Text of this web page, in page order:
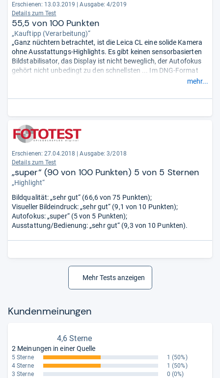
Erschienen: 13.03.2019
Ausgabe: 4/2019
Details zum Test
55,5 von 100 Punkten
„Kauftipp (Verarbeitung)“
„Ganz nüchtern betrachtet, ist die Leica CL eine solide Kamera
ohne Ausstattungs-Highlights. Es gibt keinen sensorbasierten
Bildstabilisator, das Display ist nicht beweglich, der Autofokus
gehört nicht unbedingt zu den schnellsten ... Im DNG-Format
überzeugt die Bildqualität bis einschließlich ISO 3200. ... das
Sucher kann sich sehen lassen. ...“
mehr...
Erschienen: 27.04.2018
Ausgabe: 3/2018
Details zum Test
„super“ (90 von 100 Punkten) 5 von 5 Sternen
„Highlight“
Bildqualität: „sehr gut“ (66,6 von 75 Punkten);
Visueller Bildeindruck: „sehr gut“ (9,1 von 10 Punkten);
Autofokus: „super“ (5 von 5 Punkten);
Ausstattung/Bedienung: „sehr gut“ (9,3 von 10 Punkten).
Mehr Tests anzeigen
Kun­den­mei­nun­gen
4,6 Sterne
2 Meinungen in einer Quelle
5 Sterne 1 (50%)
4 Sterne
1 (50%)
3 Sterne
0 (0%)